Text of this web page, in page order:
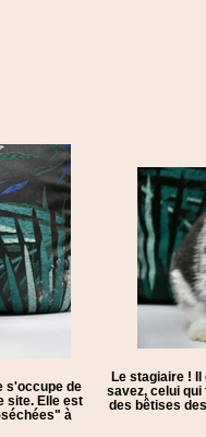
s'occupe de
site. Elle est
à
Le stagiaire ! Il
savez, celui
des bêtises